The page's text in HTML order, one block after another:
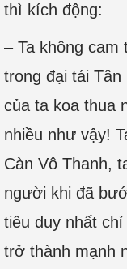
thì kích động:
– Ta không cam
trong đại tái
của ta koa thua
nhiều như vậy!
Càn Vô Thanh,
người khi đã
tiêu duy nhất
trở thành mạnh